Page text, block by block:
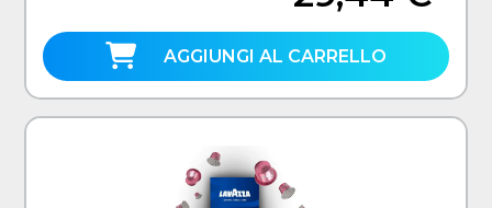
AGGIUNGI AL CARRELLO